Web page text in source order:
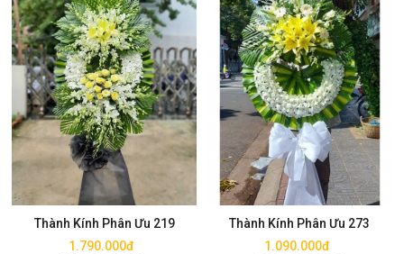
Thành Kính Phân Ưu 219
1.790.000đ
Mua ngay
Thành Kính Phân Ưu 273
1.090.000đ
Mua ngay